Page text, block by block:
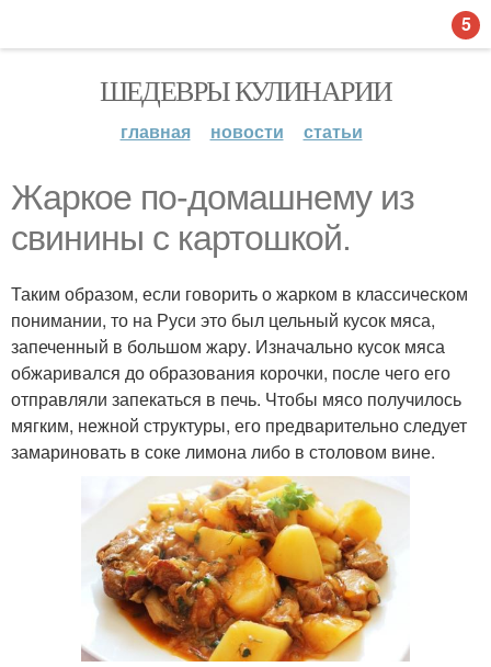
ШЕДЕВРЫ КУЛИНАРИИ
главная новости статьи
Жаркое по-домашнему из
свинины с картошкой.
Таким образом, если говорить о жарком в классическом
понимании, то на Руси это был цельный кусок мяса,
запеченный в большом жару. Изначально кусок мяса
обжаривался до образования корочки, после чего его
отправляли запекаться в печь. Чтобы мясо получилось
мягким, нежной структуры, его предварительно следует
замариновать в соке лимона либо в столовом вине.
5